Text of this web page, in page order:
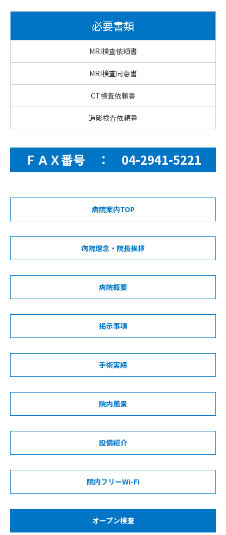
必要書類
MRI検査依頼書
MRI検査同意書
CT検査依頼書
造影検査依頼書
ＦＡＸ番号 ： 04-2941-5221
病院案内TOP
病院理念・院長挨拶
病院概要
掲示事項
手術実績
院内風景
設備紹介
院内フリーWi-Fi
オープン検査